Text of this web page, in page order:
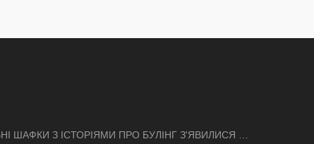
ШАФКИ З ІСТОРІЯМИ ПРО БУЛІНГ З'ЯВИЛИСЯ В